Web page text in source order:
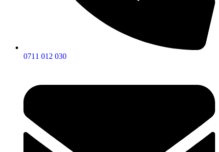
0711 012 030